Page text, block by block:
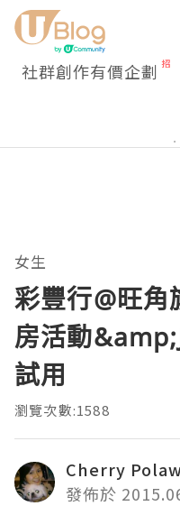
社群創作有價企劃
女生
彩豐行@旺
房活動
試用
瀏覽次數:1588
Cherry
發佈於